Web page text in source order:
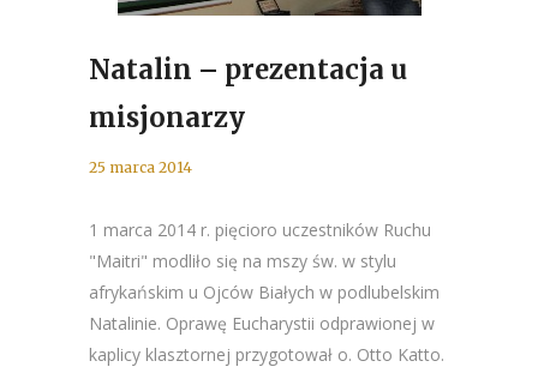
Natalin – prezentacja u
misjonarzy
25 marca 2014
1 marca 2014 r. pięcioro uczestników Ruchu
"Maitri" modliło się na mszy św. w stylu
afrykańskim u Ojców Białych w podlubelskim
Natalinie. Oprawę Eucharystii odprawionej w
kaplicy klasztornej przygotował o. Otto Katto.